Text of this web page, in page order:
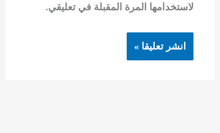
لاستخدامها المرة المقبلة في تعليقي.